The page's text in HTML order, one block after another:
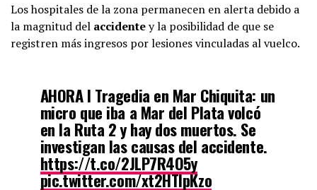
Los hospitales de la zona permanecen en alerta debido a
la magnitud del accidentey la posibilidad de que se
registren más ingresos por lesiones vinculadas al vuelco.
AHORA I Tragedia en Mar Chiquita: un
micro que iba a Mar del Plata volcó
en la Ruta 2 y hay dos muertos. Se
investigan las causas del accidente.
https://t.co/2JLP7R4O5y
pic.twitter.com/xt2HTIpKzo